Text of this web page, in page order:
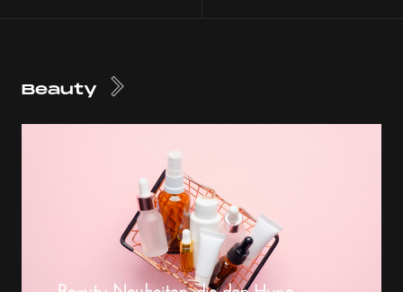
Beauty